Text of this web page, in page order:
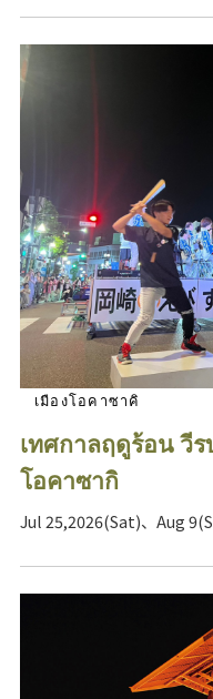
เมืองโอคาซาคิ
เทศกาลฤดูร้อน วี
โอคาซากิ
Jul 25,2026(Sat)、Aug